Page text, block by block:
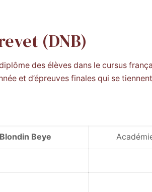
(DNB)
des élèves dans le cursus
et d’épreuves finales qui se
Beye